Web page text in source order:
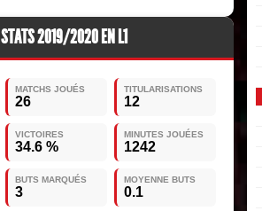
STATS 2019/2020 EN L1
MATCHS JOUÉS
26
TITULARISATIONS
12
VICTOIRES
34.6 %
MINUTES JOUÉES
1242
BUTS MARQUÉS
3
MOYENNE BUTS
0.1